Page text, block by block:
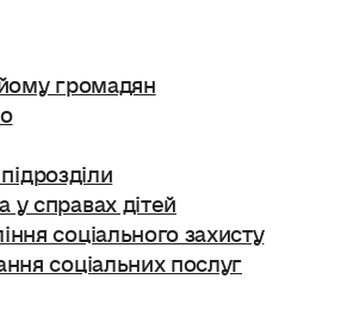
громадян
у справах дітей
соціального захисту
соціальних послуг